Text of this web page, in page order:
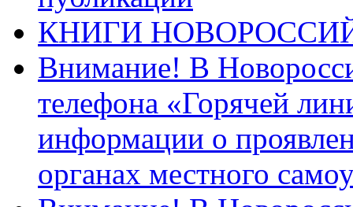
КНИГИ
Внимание! В
телефона «Горячей
информации о
органах местного